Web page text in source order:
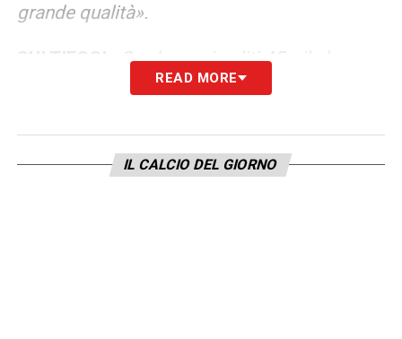
grande qualità».
«Se c’erano i soliti 45mila la
partita poteva prendere un’altra piega, hanno
so solo che a noi ci mancano».
READ MORE
IL CALCIO DEL GIORNO